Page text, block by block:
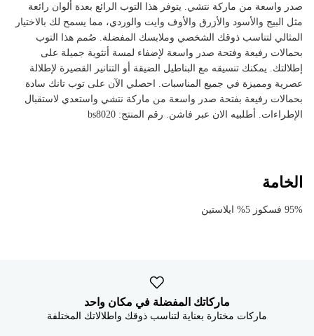
صدر واسعة من ماركة نتشي. يتوفر هذا التوب الرائع بعدة ألوان رائعة
مثل البيج والأسود والأزرق والأوف وايت والوردي، مما يسمح لك بالاختيار
المثالي لتناسب ذوقك الشخصي وملابسك المفضلة. صُمم هذا التوب
بحمالات رفيعة وفتحة صدر واسعة لإضفاء لمسة أنثوية جميلة على
إطلالتك. يمكنك تنسيقه مع البناطيل الضيقة أو التنانير القصيرة لإطلالة
عصرية ومميزة في جميع المناسبات. احصلي الآن على توب تانك سادة
بحمالات رفيعة بفتحة صدر واسعة من ماركة نتشي واستعدي لاستقبال
الإطراءات. أطلبيه الان عبر فاشن. رقم المنتج: bs8020
الخامة
95% فسكوز 5% ايلاستين
ماركاتك المفضلة في مكان واحد
ماركات مختارة بعناية لتناسب ذوقك واطلالاتك المختلفة